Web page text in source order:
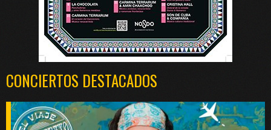
CONCIERTOS DESTACADOS